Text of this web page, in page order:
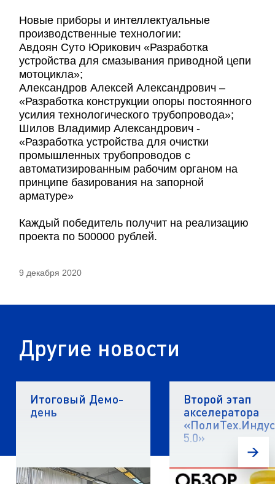
Новые приборы и интеллектуальные
производственные технологии:
Авдоян Суто Юрикович «Разработка
устройства для смазывания приводной цепи
мотоцикла»;
Александров Алексей Александрович –
«Разработка конструкции опоры постоянного
усилия технологического трубопровода»;
Шилов Владимир Александрович -
«Разработка устройства для очистки
промышленных трубопроводов с
автоматизированным рабочим органом на
принципе базирования на запорной
арматуре»
Каждый победитель получит на реализацию
проекта по 500000 рублей.
9 декабря 2020
Другие новости
Итоговый Демо-
день
Второй этап
акселератора
5.0»